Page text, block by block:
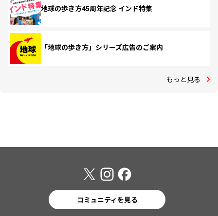
地球の歩き方45周年記念 インド特集
「地球の歩き方」シリーズ広告のご案内
もっと見る
コミュニティを見る